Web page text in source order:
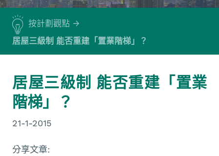
按計劃觀點
居屋三級制 能否重建「置業階梯」？
居屋三級制 能否重建「置業
階梯」？
21-1-2015
分享文章: